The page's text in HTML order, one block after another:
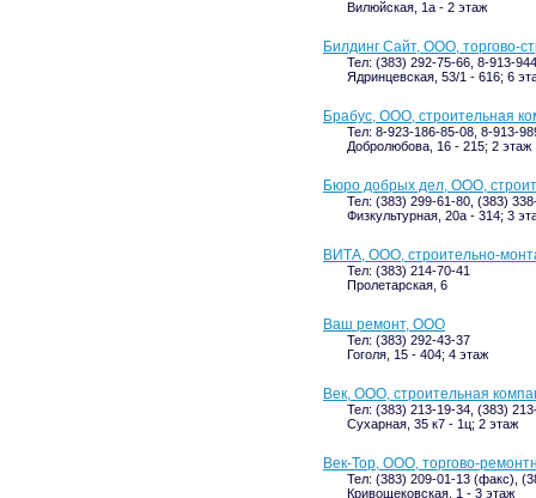
Вилюйская, 1а - 2 этаж
Билдинг Сайт, ООО, торгово-
Тел: (383) 292-75-66, 8-913-
Ядринцевская, 53/1 - 616; 6
Брабус, ООО, строительная
Тел: 8-923-186-85-08, 8-913-
Добролюбова, 16 - 215; 2 этаж
Бюро добрых дел, ООО,
Тел: (383) 299-61-80, (383)
Физкультурная, 20а - 314; 3
ВИТА, ООО, строительно-
Тел: (383) 214-70-41
Пролетарская, 6
Ваш ремонт, ООО
Тел: (383) 292-43-37
Гоголя, 15 - 404; 4 этаж
Век, ООО, строительная
Тел: (383) 213-19-34, (383)
Сухарная, 35 к7 - 1ц; 2 этаж
Век-Тор, ООО, торгово-
Тел: (383) 209-01-13 (факс),
Кривощековская, 1 - 3 этаж